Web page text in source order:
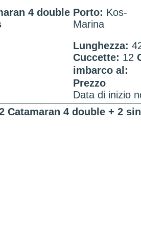
4 double Porto: Kos-
Marina
Lunghezza:
Cuccette: 12
imbarco al:
Prezzo
Data di inizio
Catamaran 4 double + 2